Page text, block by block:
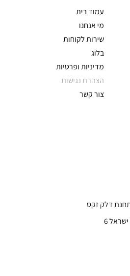
עמוד בית
מי אנחנו
שירות לקוחות
בלוג
מדיניות ופרטיות
הצהרת נגישות
צור קשר
תחנת דלק זקס
6